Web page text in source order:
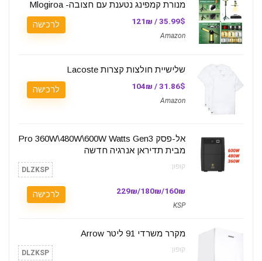
מנורת קמפינג נטענת עם חצובה- Mlogiroa
35.99$ / 121₪
Amazon
לרכישה
שלישיית חולצות קצרות Lacoste
31.86$ / 104₪
Amazon
לרכישה
אל-פסק Pro 360W\480W\600W Watts Gen3
מבית תדיראן אנרגיה חדשה
קופון: DLZKSP
160₪/180₪/229₪
KSP
לרכישה
מקרר משרדי 91 ליטר Arrow
קופון: DLZKSP